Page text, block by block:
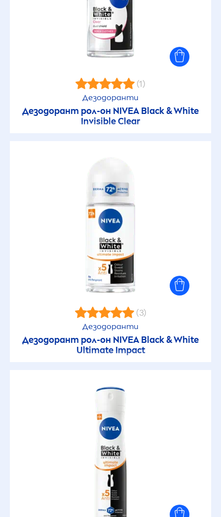
(1)
Дезодоранти
Дезодорант рол-он NIVEA Black&White
Invisible Clear
(3)
Дезодоранти
Дезодорант рол-он NIVEA Black&White
Ultimate Impact